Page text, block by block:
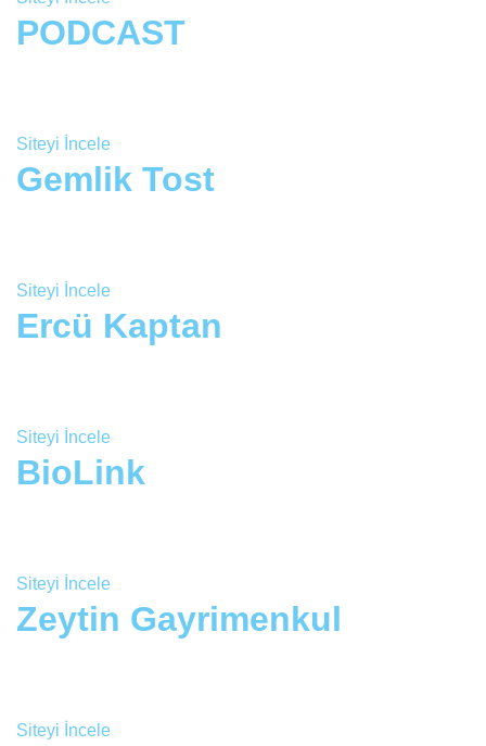
PODCAST
Siteyi İncele
Gemlik Tost
Siteyi İncele
Ercü Kaptan
Siteyi İncele
BioLink
Siteyi İncele
Zeytin Gayrimenkul
Siteyi İncele